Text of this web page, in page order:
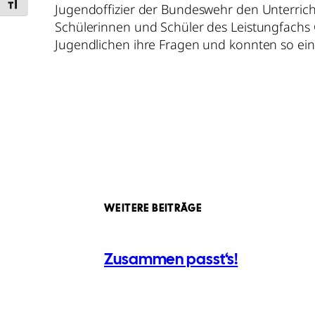
Toggle Font sizeJugendoffizier der Bundeswehr den
Schülerinnen und Schüler des
Jugendlichen ihre Fragen und konnten so
WEITERE BEITRÄGE
Zusammen passt‘s!